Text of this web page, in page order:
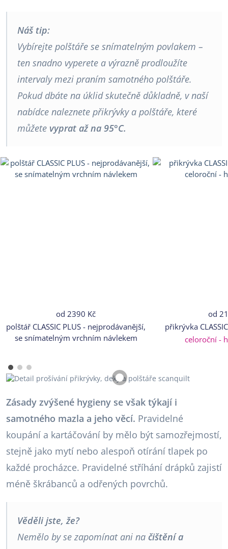
Náš tip:
Vybírejte polštáře se snímatelným povlakem –
ten snadno vyperete a výrazně prodloužíte
intervaly mezi praním samotného polštáře.
Pokud dbáte na úklid skutečně důkladně, v naší
nabídce naleznete přikrývky a polštáře, které
můžete vyprat až na 95°C.
od2390 Kč
polštář CLASSIC PLUS - nejprodávanější,
se snímatelným vrchním návlekem
od
přikrývka
celoroční -
Zásady zvýšené hygieny se však týkají i
samotného mazla a jeho věcí. Pravidelné
koupání a kartáčování by mělo být samozřejmostí,
stejně jako mytí nebo alespoň otírání tlapek po
každé procházce. Pravidelné stříhání drápků zajistí
méně škrábanců a odřených povrchů.
Věděli jste, že?
Nemělo by se zapomínat ani na čištění a